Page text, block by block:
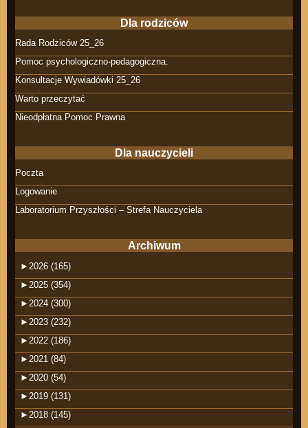
Dla rodziców
Rada Rodziców 25_26
Pomoc psychologiczno-pedagogiczna.
Konsultacje Wywiadówki 25_26
Warto przeczytać
Nieodpłatna Pomoc Prawna
Dla nauczycieli
Poczta
Logowanie
Laboratorium Przyszłości – Strefa Nauczyciela
Archiwum
► 2026 (165)
► 2025 (354)
► 2024 (300)
► 2023 (232)
► 2022 (186)
► 2021 (84)
► 2020 (54)
► 2019 (131)
► 2018 (145)